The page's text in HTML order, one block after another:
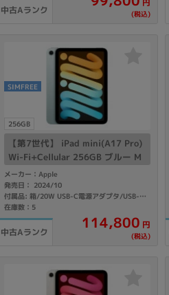
中古Aランク
円
(税込)
256GB
SIMFREE
【第7世代】 iPad mini(A17 Pro)
Wi-Fi+Cellular 256GB ブルー M
XPW3J/A A2995 【国内版SIMフ
リー】
メーカー：Apple
発売日： 2024/10
付属品: 箱/20W USB-C電源アダプタ/USB-C充電ケーブル(1m)/マニュアル
在庫数：5
中古Aランク
114,800 円
(税込)
Apple M2
Core i7
Core i5
メモリ
モニタサイズ